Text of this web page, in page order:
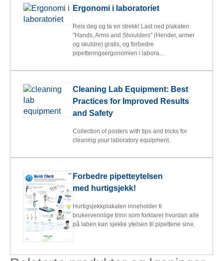
Ergonomi i laboratoriet
Reis deg og ta en strekk! Last ned plakaten
"Hands, Arms and Shoulders" (Hender, armer
og skuldre) gratis, og forbedre
pipetteringsergonomien i labora...
Cleaning Lab Equipment: Best
Practices for Improved Results
and Safety
Collection of posters with tips and tricks for
cleaning your laboratory equipment.
Forbedre pipetteytelsen
med hurtigsjekk!
Hurtigsjekkplakaten inneholder ti
brukervennlige trinn som forklarer hvordan alle
på laben kan sjekke ytelsen til pipettene sine.